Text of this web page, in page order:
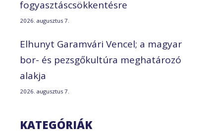
fogyasztáscsökkentésre
2026. augusztus 7.
Elhunyt Garamvári Vencel; a magyar
bor- és pezsgőkultúra meghatározó
alakja
2026. augusztus 7.
KATEGÓRIÁK